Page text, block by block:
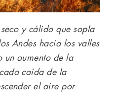
y cálido que sopla
Andes hacia los valles
un aumento de la
caída de la
el aire por